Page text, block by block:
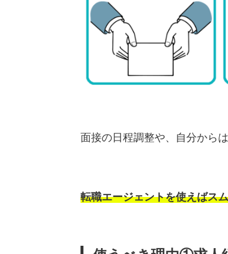
面接の日程調整や、自分から
転職エージェントを使えばス